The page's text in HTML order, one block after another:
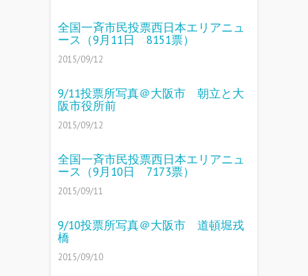
全国一斉市民投票西日本エリアニュ
ース（9月11日 8151票）
2015/09/12
9/11投票所写真＠大阪市 朝立と大
阪市役所前
2015/09/12
全国一斉市民投票西日本エリアニュ
ース（9月10日 7173票）
2015/09/11
9/10投票所写真＠大阪市 道頓堀戎
橋
2015/09/10